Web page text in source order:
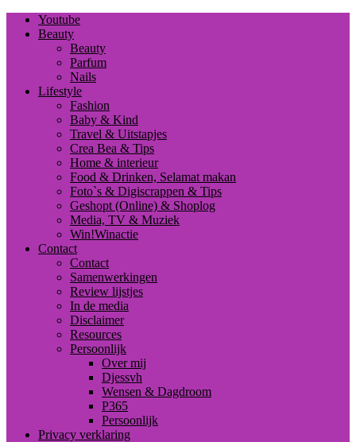
Youtube
Beauty
Beauty
Parfum
Nails
Lifestyle
Fashion
Baby & Kind
Travel & Uitstapjes
Crea Bea & Tips
Home & interieur
Food & Drinken, Selamat makan
Foto`s & Digiscrappen & Tips
Geshopt (Online) & Shoplog
Media, TV & Muziek
Win!Winactie
Contact
Contact
Samenwerkingen
Review lijstjes
In de media
Disclaimer
Resources
Persoonlijk
Over mij
Djessvh
Wensen & Dagdroom
P365
Persoonlijk
Privacy verklaring